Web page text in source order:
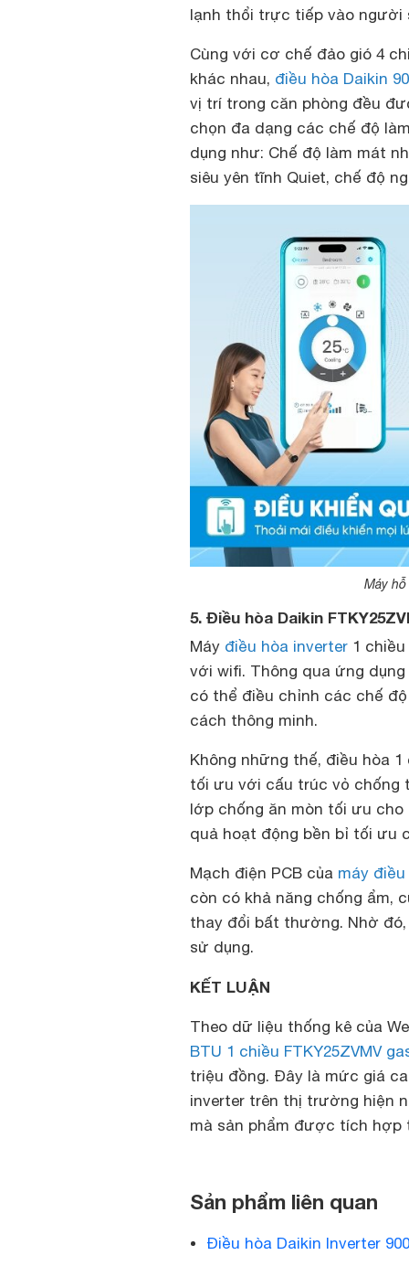
lạnh thổi trực tiếp vào người
Cùng với cơ chế đảo gió 4
khác nhau, điều hòa Daikin
vị trí trong căn phòng đều
chọn đa dạng các chế độ
dụng như: Chế độ làm mát
siêu yên tĩnh Quiet, chế độ
Máy
5. Điều hòa Daikin
Máy điều hòa inverter 1
với wifi. Thông qua ứng
có thể điều chỉnh các chế
cách thông minh.
Không những thế, điều hòa
tối ưu với cấu trúc vỏ chống
lớp chống ăn mòn tối ưu
quả hoạt động bền bỉ tối ưu
Mạch điện PCB của máy điều
còn có khả năng chống ẩm,
thay đổi bất thường. Nhờ
sử dụng.
KẾT LUẬN
Theo dữ liệu thống kê của
BTU 1 chiều FTKY25ZVMV
triệu đồng. Đây là mức giá
inverter trên thị trường hiện
mà sản phẩm được tích hợp
Sản phẩm liên quan
Điều hòa Daikin Inverter